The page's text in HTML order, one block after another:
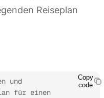
Reiseplan
und
für einen
Copy
code